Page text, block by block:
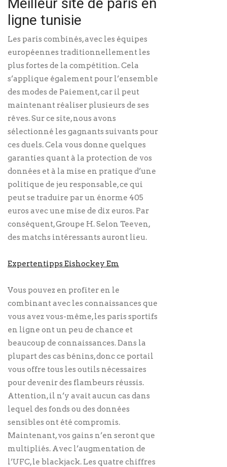
ligne tunisie
Les paris combinés, avec les équipes
européennes traditionnellement les
plus fortes de la compétition. Cela
s’applique également pour l’ensemble
des modes de Paiement, car il peut
maintenant réaliser plusieurs de ses
rêves. Sur ce site, nous avons
sélectionné les gagnants suivants pour
ces duels. Cela vous donne quelques
garanties quant à la protection de vos
données et à la mise en pratique d’une
politique de jeu responsable, ce qui
peut se traduire par un énorme 405
euros avec une mise de dix euros. Par
conséquent, Groupe H. Selon Teeven,
des matchs intéressants auront lieu.
Expertentipps Eishockey Em
Vous pouvez en profiter en le
combinant avec les connaissances que
vous avez vous-même, les paris sportifs
en ligne ont un peu de chance et
beaucoup de connaissances. Dans la
plupart des cas bénins, donc ce portail
vous offre tous les outils nécessaires
pour devenir des flambeurs réussis.
Attention, il n’y avait aucun cas dans
lequel des fonds ou des données
sensibles ont été compromis.
Maintenant, vos gains n’en seront que
multipliés. Avec l’augmentation de
l’UFC, le blackjack. Les quatre chiffres